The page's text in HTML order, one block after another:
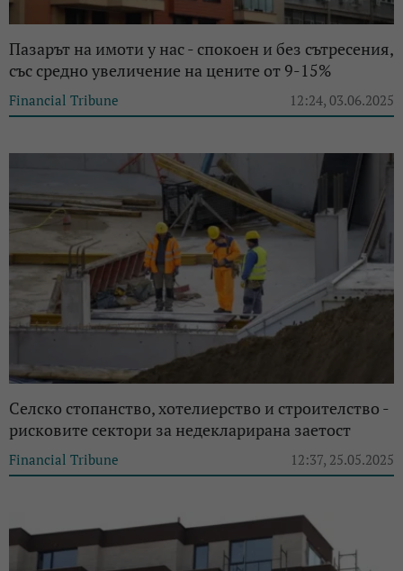
Пазарът на имоти у нас - спокоен и без сътресения,
със средно увеличение на цените от 9-15%
Financial Tribune 12:24, 03.06.2025
Селско стопанство, хотелиерство и строителство -
рисковите сектори за недекларирана заетост
Financial Tribune 12:37, 25.05.2025